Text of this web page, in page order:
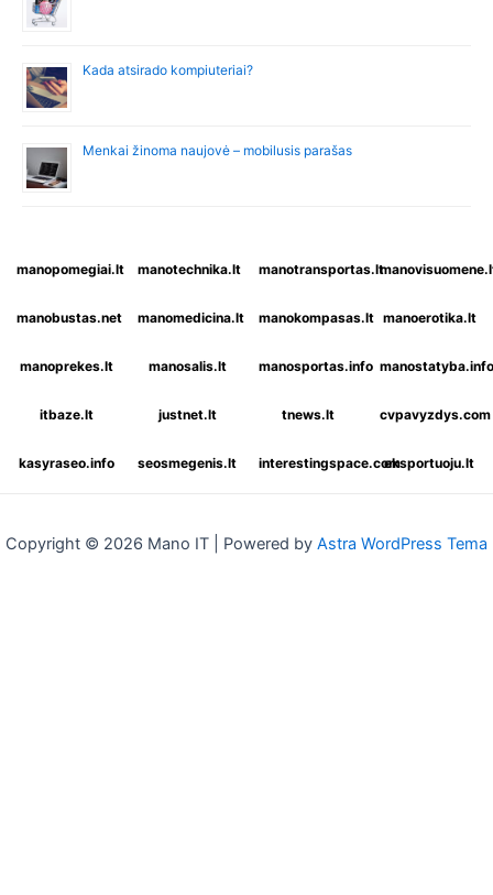
Kada atsirado kompiuteriai?
Menkai žinoma naujovė – mobilusis parašas
manopomegiai.lt manotechnika.lt manotransportas.lt
manobustas.net manomedicina.lt manokompasas.lt manoerotika.lt
manoprekes.lt manosalis.lt manosportas.info manostatyba.info
itbaze.lt justnet.lt tnews.lt cvpavyzdys.com
kasyraseo.info seosmegenis.lt interestingspace.comeksportuoju.lt
Copyright © 2026 Mano IT | Powered by Astra WordPress Tema